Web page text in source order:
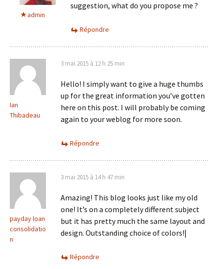
admin
suggestion, what do you propose me ?
Répondre
Ian
Thibadeau
3 mai 2015 à 12 h 25 min
Hello! I simply want to give a huge thumbs
up for the great information you’ve gotten
here on this post. I will probably be coming
again to your weblog for more soon.
Répondre
payday loan
consolidatio
n
3 mai 2015 à 14 h 47 min
Amazing! This blog looks just like my old
one! It’s on a completely different subject
but it has pretty much the same layout and
design. Outstanding choice of colors!|
Répondre